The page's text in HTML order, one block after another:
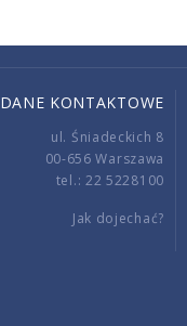
DANE KONTAKTOWE
ul. Śniadeckich 8
00-656 Warszawa
tel.: 22 5228100
Jak dojechać?